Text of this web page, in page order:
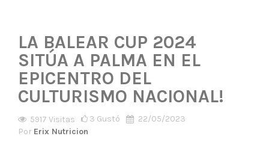
LA BALEAR CUP 2024
SITÚA A PALMA EN EL
EPICENTRO DEL
CULTURISMO NACIONAL!
5917 Visitas 3 Gustó
22/05/2023
Por Erix Nutricion